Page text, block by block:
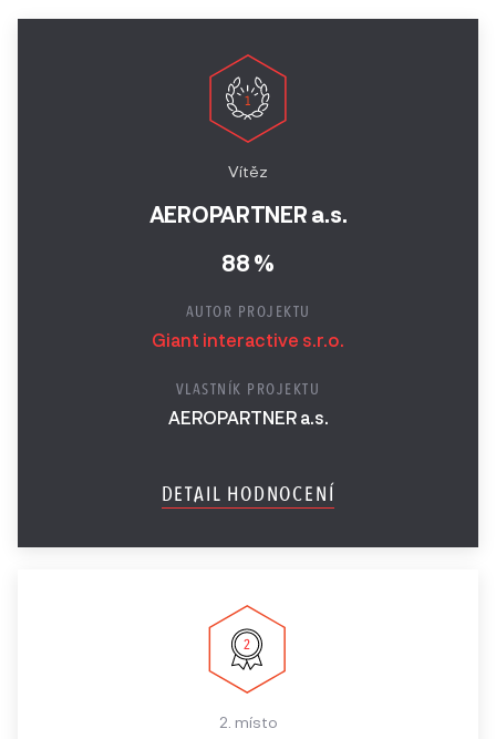
Vítěz
AEROPARTNER a.s.
88 %
AUTOR PROJEKTU
Giant interactive s.r.o.
VLASTNÍK PROJEKTU
AEROPARTNER a.s.
DETAIL HODNOCENÍ
2. místo